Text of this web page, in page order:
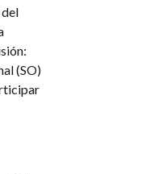
(SO)